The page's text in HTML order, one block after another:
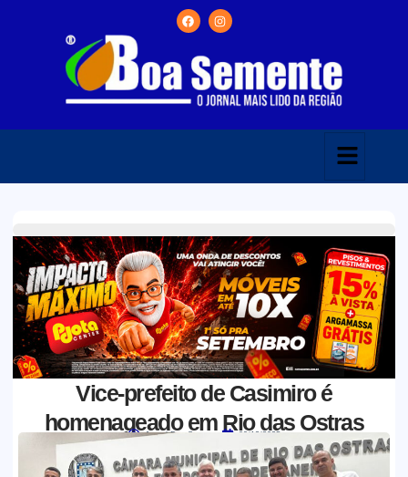
Vice-prefeito de Casimiro é
homenageado em Rio das Ostras
Jornal Boa Semente 09/12/2025